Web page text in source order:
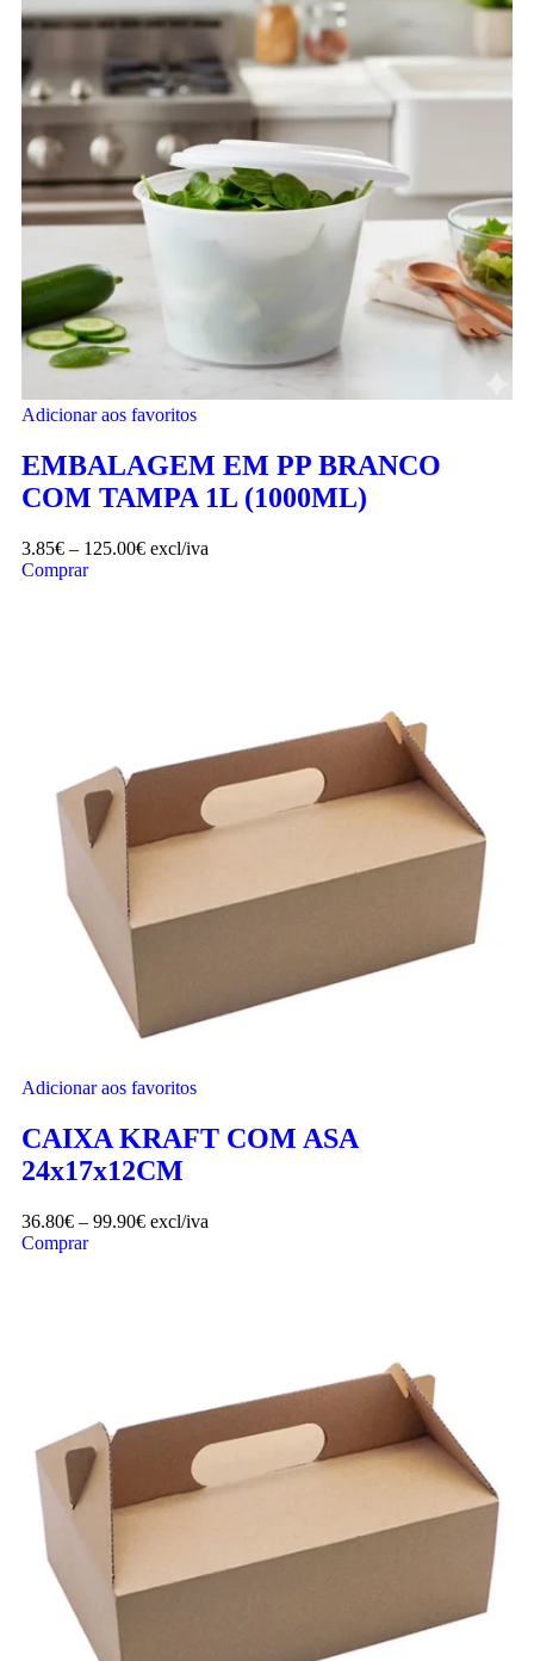
Adicionar aos favoritos
EMBALAGEM EM PP BRANCO
COM TAMPA 1L (1000ML)
3.85€ – 125.00€ excl/iva
Comprar
Adicionar aos favoritos
CAIXA KRAFT COM ASA
24x17x12CM
36.80€ – 99.90€ excl/iva
Comprar